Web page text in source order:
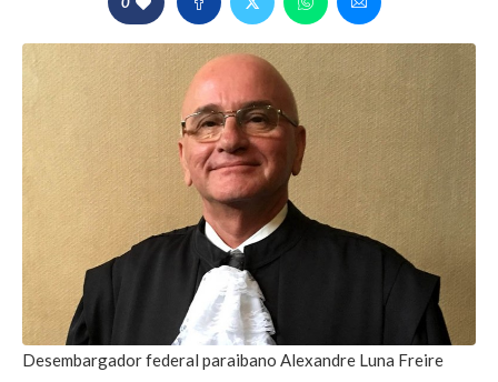
Desembargador federal paraibano Alexandre Luna Freire